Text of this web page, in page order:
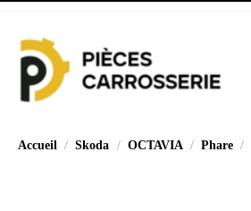
Accueil Skoda OCTAVIA Phare